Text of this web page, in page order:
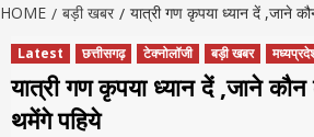
HOME बड़ी खबर यात्री गण कृपया ध्यान दें ,जाने
Latest छत्तीसगढ़ टेक्नोलॉजी बड़ी खबर
यात्री गण कृपया ध्यान दें ,जाने
थमेंगे पहिये